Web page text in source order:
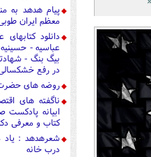
پیام هدهد به
معظم ایران
دانلود
عباسیه -
بیگ بنگ -
در رفع خشکسالی -
روضه های حضرت
ناگفته های
ابیانه پادکست
کتاب و معرفی
شعرهدهد : یاد
درب خانه